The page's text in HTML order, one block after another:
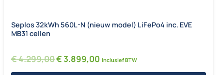
Seplos 32kWh 560L-N (nieuw model) LiFePo4 inc. EVE
MB31 cellen
€4.299,00Oorspronkelijke prijs was: € 4.299,00.
€3.899,00Huidige prijs is: € 3.899,00.
inclusief BTW